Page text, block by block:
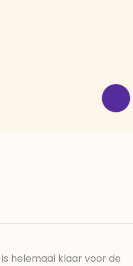
helemaal klaar voor de